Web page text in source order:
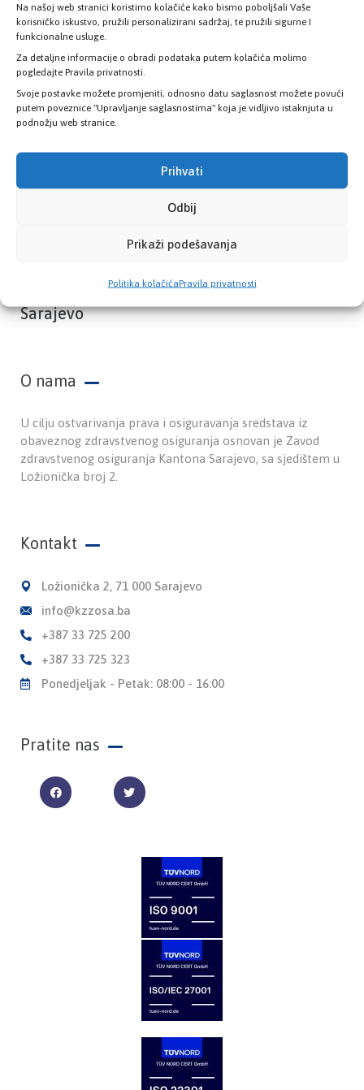
Na našoj web stranici koristimo kolačiće kako bismo poboljšali Vaše
korisničko iskustvo, pružili personalizirani sadržaj, te pružili sigurne I
funkcionalne usluge.
Za detaljne informacije o obradi podataka putem kolačića molimo
pogledajte Pravila privatnosti.
Svoje postavke možete promjeniti, odnosno datu saglasnost možete povući
putem poveznice "Upravljanje saglasnostima" koja je vidljivo istaknjuta u
podnožju web stranice.
Prihvati
Odbij
Prikaži podešavanja
Politika kolačićaPravila privatnosti
Provjerite status vaše elektronske
zdravstvene kartice
PROVJERITE STATUS
Zavod zdravstvenog osiguranja Kantona
Sarajevo
O nama
U cilju ostvarivanja prava i osiguravanja sredstava iz
obaveznog zdravstvenog osiguranja osnovan je Zavod
zdravstvenog osiguranja Kantona Sarajevo, sa sjedištem u
Ložionička broj 2.
Kontakt
Ložionička 2, 71 000 Sarajevo
info@kzzosa.ba
+387 33 725 200
+387 33 725 323
Ponedjeljak - Petak: 08:00 - 16:00
Pratite nas